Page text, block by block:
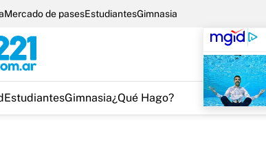
Mercado de pasesEstudiantesGimnasia
EstudiantesGimnasia¿Qué Hago?